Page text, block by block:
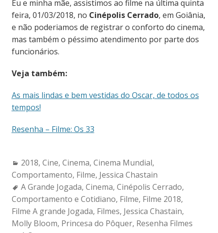
Eu e minha mãe, assistimos ao filme na última quinta
feira, 01/03/2018, no Cinépolis Cerrado, em Goiânia,
e não poderiamos de registrar o conforto do cinema,
mas também o péssimo atendimento por parte dos
funcionários.
Veja também:
As mais lindas e bem vestidas do Oscar, de todos os
tempos!
Resenha – Filme: Os 33
Categories:
2018, Cine, Cinema, Cinema Mundial,
Comportamento, Filme, Jessica Chastain
Tags:
A Grande Jogada, Cinema, Cinépolis Cerrado,
Comportamento e Cotidiano, Filme, Filme 2018,
Filme A grande Jogada, Filmes, Jessica Chastain,
Molly Bloom, Princesa do Pôquer, Resenha Filmes